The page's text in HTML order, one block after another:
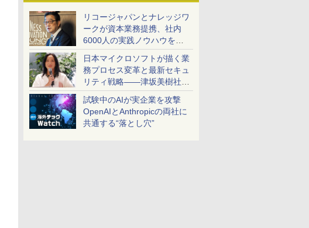
リコージャパンとナレッジワ
ークが資本業務提携、社内
6000人の実践ノウハウを生
かした「AI商談記録 for
RICOH」を展開へ
日本マイクロソフトが描く業
務プロセス変革と最新セキュ
リティ戦略――津坂美樹社長
が2027年度戦略を説明
試験中のAIが実企業を攻撃
OpenAIとAnthropicの両社に
共通する“落とし穴”